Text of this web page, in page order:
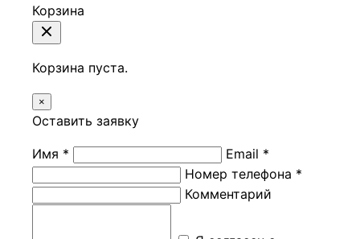
Корзина
Корзина пуста.
×
Оставить заявку
Имя *
Email *
Номер телефона *
Комментарий